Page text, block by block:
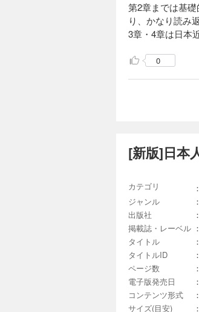
第2章までは基
り、かなり読み
3章・4章は日本
0
[新版]日本
カテゴリ ：
ジャンル
：
出版社
：
掲載誌・レーベル ：
タイトル
：
タイトルID
：
ページ数
：
電子版発売日
：
コンテンツ形式
：
サイズ(目安)
：